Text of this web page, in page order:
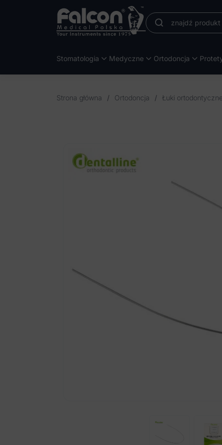
Stomatologia Medyczne Ortodoncja
Strona główna / Ortodoncja / Łuki